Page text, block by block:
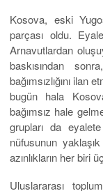
Kosova, eski
parçası oldu.
Arnavutlardan
baskısından
bağımsızlığını
bugün hala
bağımsız hale
grupları da
nüfusunun
azınlıkların her biri
Uluslararası